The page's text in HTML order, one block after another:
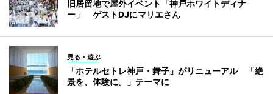
旧居留地で屋外イベント「神戸ホワイトディナ
ー」 ゲストDJにマリエさん
見る・遊ぶ
「ホテルセトレ神戸・舞子」がリニューアル 「絶
景を、体験に。」テーマに